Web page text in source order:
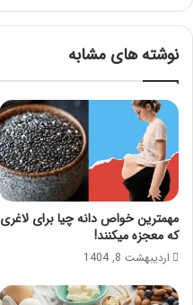
نوشته های مشابه
مهمترین خواص دانه چیا برای لاغری
که معجزه میکنند!
اردیبهشت 8, 1404